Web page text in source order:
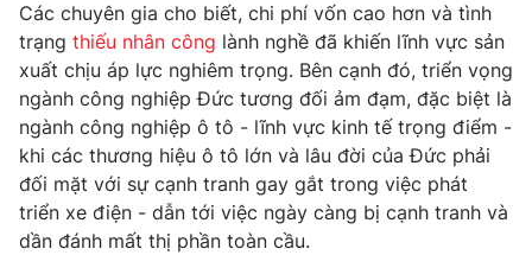
Nhân vật
Khán giả
Giải sao mai
Điện ảnh
Âm nhạc
Sao
Đời sống
Du lịch
Làm đẹp
Chất lượng cuộc sống
Giáo dục
Tuyển sinh
Học trực tuyến
Công nghệ
Hitech Công nghệ tương lai
Giao lưu trực tuyến
Các chuyên gia cho biết, chi phí vốn cao hơn và tình
trạng thiếu nhân công lành nghề đã khiến lĩnh vực sản
xuất chịu áp lực nghiêm trọng. Bên cạnh đó, triển vọng
ngành công nghiệp Đức tương đối ảm đạm, đặc biệt là
ngành công nghiệp ô tô - lĩnh vực kinh tế trọng điểm -
khi các thương hiệu ô tô lớn và lâu đời của Đức phải
đối mặt với sự cạnh tranh gay gắt trong việc phát
triển xe điện - dẫn tới việc ngày càng bị cạnh tranh và
dần đánh mất thị phần toàn cầu.